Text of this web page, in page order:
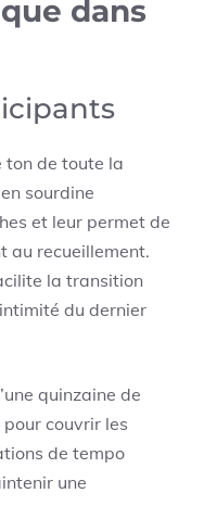
dans
ton de toute la
sourdine
et leur permet de
au recueillement.
la transition
du dernier
quinzaine de
couvrir les
de tempo
une